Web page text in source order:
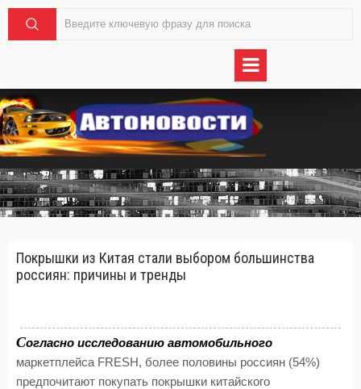
Покрышки из Китая стали выбором большинства
россиян: причины и тренды
Согласно исследованию автомобильного
маркетплейса FRESH, более половины россиян (54%)
предпочитают покупать покрышки китайского